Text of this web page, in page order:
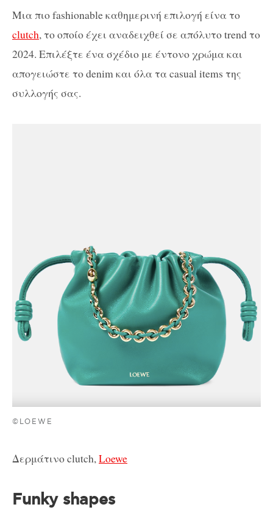
Μια πιο fashionable καθημερινή επιλογή είνα το
clutch, το οποίο έχει αναδειχθεί σε απόλυτο trend το
2024. Επιλέξτε ένα σχέδιο με έντονο χρώμα και
απογειώστε το denim και όλα τα casual items της
συλλογής σας.
©LOEWE
Δερμάτινο clutch, Loewe
Funky shapes